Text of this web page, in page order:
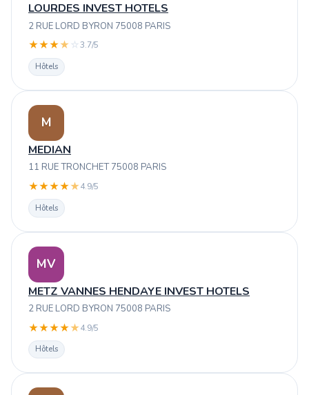
LOURDES INVEST HOTELS
2 RUE LORD BYRON 75008 PARIS
★★★★ ☆3.7/5
Hôtels
M
MEDIAN
11 RUE TRONCHET 75008 PARIS
★★★★★4.9/5
Hôtels
MV
METZ VANNES HENDAYE INVEST HOTELS
2 RUE LORD BYRON 75008 PARIS
★★★★★4.9/5
Hôtels